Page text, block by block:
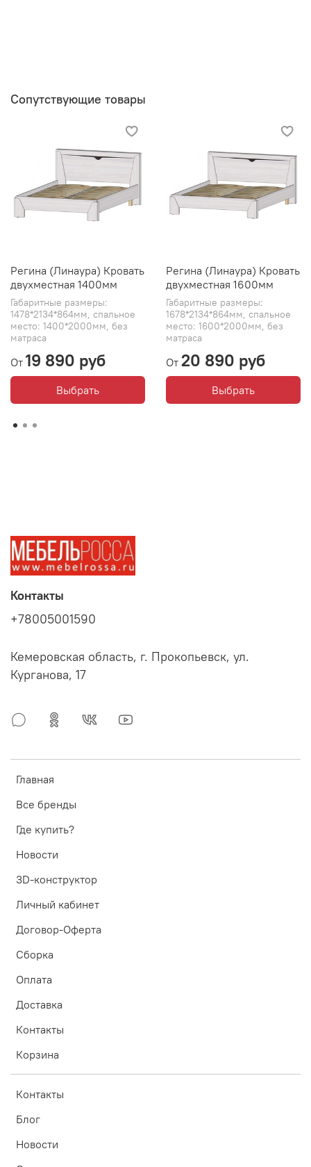
Сопутствующие товары
Регина (Линаура) Кровать
двухместная 1400мм
Габаритные размеры:
1478*2134*864мм, спальное
место: 1400*2000мм, без
матраса
От 19 890 руб
Выбрать
Регина (Линаура) Кровать
двухместная 1600мм
Габаритные размеры:
1678*2134*864мм, спальное
место: 1600*2000мм, без
матраса
От 20 890 руб
Выбрать
Главная
Все бренды
Где купить?
Новости
3D-конструктор
Личный кабинет
Договор-Оферта
Сборка
Оплата
Доставка
Контакты
Корзина
Контакты
Блог
Новости
Контакты
+78005001590
Кемеровская область, г. Прокопьевск, ул.
Курганова, 17